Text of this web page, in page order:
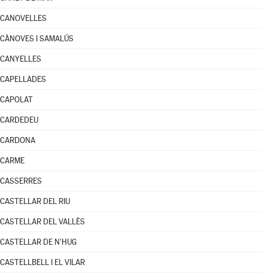
CANOVELLES
CÀNOVES I SAMALÚS
CANYELLES
CAPELLADES
CAPOLAT
CARDEDEU
CARDONA
CARME
CASSERRES
CASTELLAR DEL RIU
CASTELLAR DEL VALLÈS
CASTELLAR DE N'HUG
CASTELLBELL I EL VILAR